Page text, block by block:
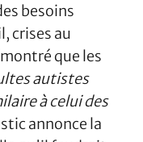
besoins
crises au
que les
autistes
à celui des
annonce la